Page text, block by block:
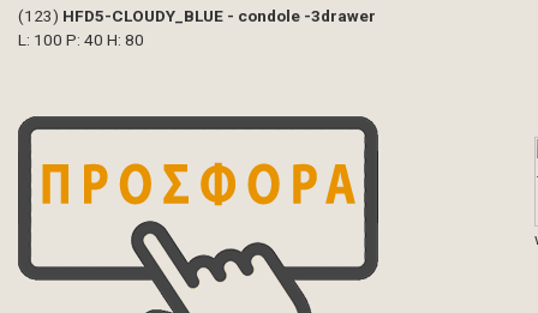
(123) HFD5-CLOUDY_BLUE - condole -3drawer
L: 100 P: 40 H: 80